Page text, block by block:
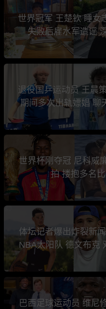
世界冠军 王楚钦 睡女
失败后雇水军造谣
退役国乒运动员 王晨
期间多次出轨嫖娼 聊
世界杯刚夺冠 尼科威
拍 搂抱多名
体坛记者爆出炸裂新
NBA太阳队 德文布克
巴西足球运动员 维尼